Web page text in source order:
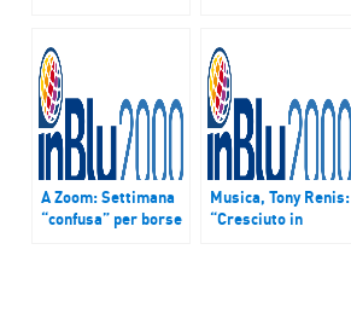
L’appello di mons.
Shomali
A Zoom: Settimana
“confusa” per borse
Musica, Tony Renis:
“Cresciuto in